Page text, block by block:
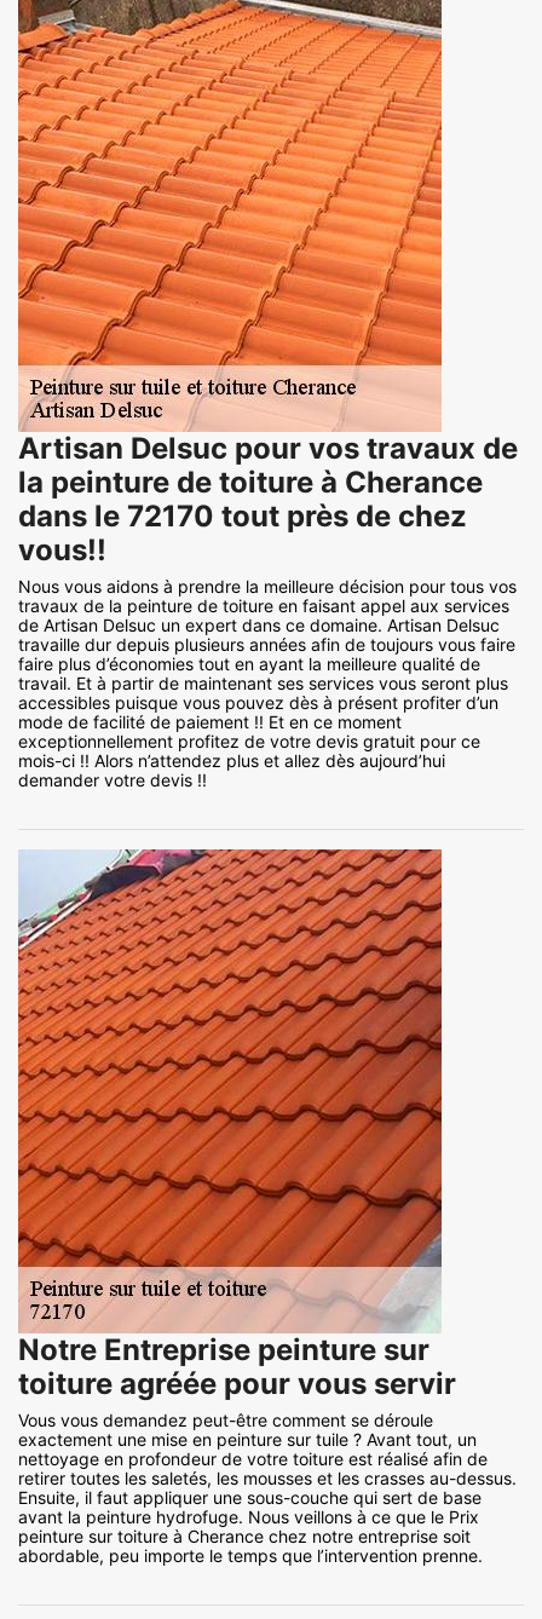
Artisan Delsuc pour vos travaux de
la peinture de toiture à Cherance
dans le 72170 tout près de chez
vous!!
Nous vous aidons à prendre la meilleure décision pour tous vos
travaux de la peinture de toiture en faisant appel aux services
de Artisan Delsuc un expert dans ce domaine. Artisan Delsuc
travaille dur depuis plusieurs années afin de toujours vous faire
faire plus d’économies tout en ayant la meilleure qualité de
travail. Et à partir de maintenant ses services vous seront plus
accessibles puisque vous pouvez dès à présent profiter d’un
mode de facilité de paiement !! Et en ce moment
exceptionnellement profitez de votre devis gratuit pour ce
mois-ci !! Alors n’attendez plus et allez dès aujourd’hui
demander votre devis !!
Notre Entreprise peinture sur
toiture agréée pour vous servir
Vous vous demandez peut-être comment se déroule
exactement une mise en peinture sur tuile ? Avant tout, un
nettoyage en profondeur de votre toiture est réalisé afin de
retirer toutes les saletés, les mousses et les crasses au-dessus.
Ensuite, il faut appliquer une sous-couche qui sert de base
avant la peinture hydrofuge. Nous veillons à ce que le Prix
peinture sur toiture à Cherance chez notre entreprise soit
abordable, peu importe le temps que l’intervention prenne.